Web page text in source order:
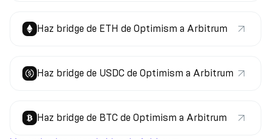
Haz bridge de ETH de Optimism a Arbitrum
Haz bridge de USDC de Optimism a Arbitrum
Haz bridge de BTC de Optimism a Arbitrum